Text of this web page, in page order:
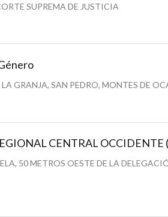
SUPREMA DE JUSTICIA
GRANJA, SAN PEDRO, MONTES DE
CENTRAL OCCIDENTE
50 METROS OESTE DE LA